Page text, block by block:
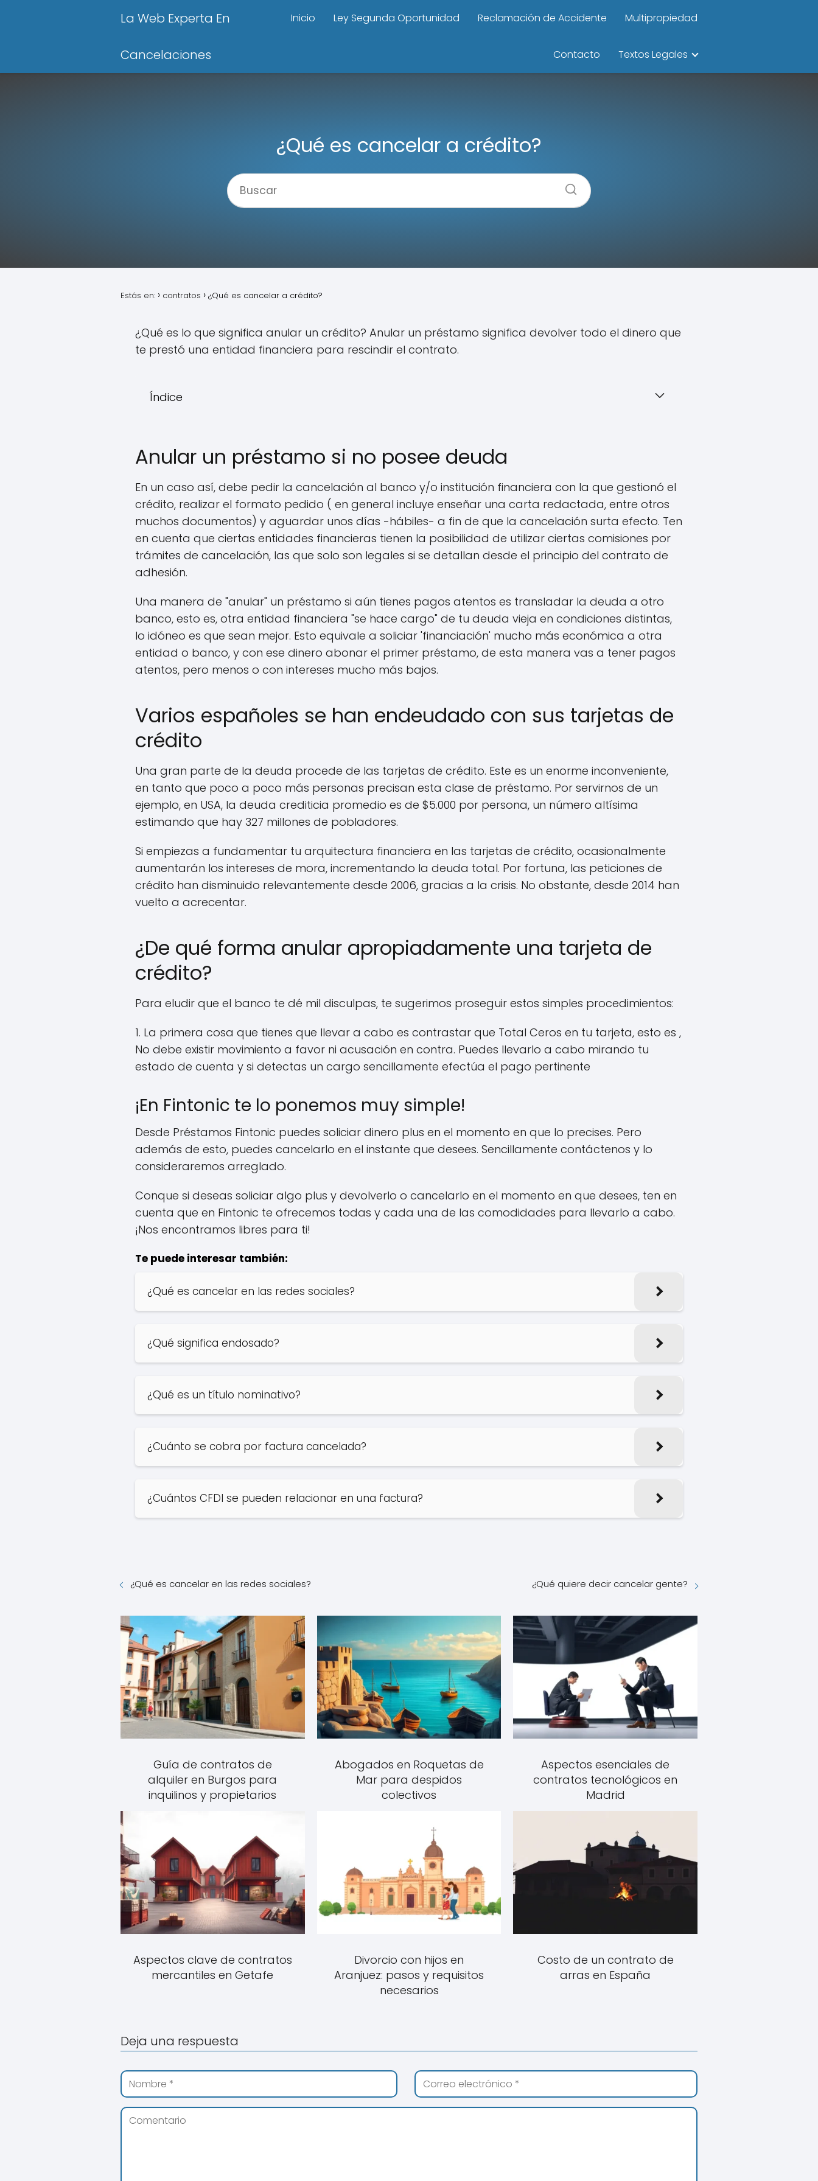
La Web Experta En
Cancelaciones
Inicio Ley Segunda Oportunidad Reclamación de Accidente Multipropiedad
Contacto Textos Legales
¿Qué es cancelar a crédito?
Estás en: contratos ¿Qué es cancelar a crédito?
¿Qué es lo que significa anular un crédito? Anular un préstamo significa devolver todo el dinero que
te prestó una entidad financiera para rescindir el contrato.
Índice
Anular un préstamo si no posee deuda
En un caso así, debe pedir la cancelación al banco y/o institución financiera con la que gestionó el
crédito, realizar el formato pedido ( en general incluye enseñar una carta redactada, entre otros
muchos documentos) y aguardar unos días -hábiles- a fin de que la cancelación surta efecto. Ten
en cuenta que ciertas entidades financieras tienen la posibilidad de utilizar ciertas comisiones por
trámites de cancelación, las que solo son legales si se detallan desde el principio del contrato de
adhesión.
Una manera de "anular" un préstamo si aún tienes pagos atentos es transladar la deuda a otro
banco, esto es, otra entidad financiera "se hace cargo" de tu deuda vieja en condiciones distintas,
lo idóneo es que sean mejor. Esto equivale a soliciar 'financiación' mucho más económica a otra
entidad o banco, y con ese dinero abonar el primer préstamo, de esta manera vas a tener pagos
atentos, pero menos o con intereses mucho más bajos.
Varios españoles se han endeudado con sus tarjetas de
crédito
Una gran parte de la deuda procede de las tarjetas de crédito. Este es un enorme inconveniente,
en tanto que poco a poco más personas precisan esta clase de préstamo. Por servirnos de un
ejemplo, en USA, la deuda crediticia promedio es de $5.000 por persona, un número altísima
estimando que hay 327 millones de pobladores.
Si empiezas a fundamentar tu arquitectura financiera en las tarjetas de crédito, ocasionalmente
aumentarán los intereses de mora, incrementando la deuda total. Por fortuna, las peticiones de
crédito han disminuido relevantemente desde 2006, gracias a la crisis. No obstante, desde 2014 han
vuelto a acrecentar.
¿De qué forma anular apropiadamente una tarjeta de
crédito?
Para eludir que el banco te dé mil disculpas, te sugerimos proseguir estos simples procedimientos:
1. La primera cosa que tienes que llevar a cabo es contrastar que Total Ceros en tu tarjeta, esto es ,
No debe existir movimiento a favor ni acusación en contra. Puedes llevarlo a cabo mirando tu
estado de cuenta y si detectas un cargo sencillamente efectúa el pago pertinente
¡En Fintonic te lo ponemos muy simple!
Desde Préstamos Fintonic puedes soliciar dinero plus en el momento en que lo precises. Pero
además de esto, puedes cancelarlo en el instante que desees. Sencillamente contáctenos y lo
consideraremos arreglado.
Conque si deseas soliciar algo plus y devolverlo o cancelarlo en el momento en que desees, ten en
cuenta que en Fintonic te ofrecemos todas y cada una de las comodidades para llevarlo a cabo.
¡Nos encontramos libres para ti!
Te puede interesar también:
¿Qué es cancelar en las redes sociales?
¿Qué significa endosado?
¿Qué es un título nominativo?
¿Cuánto se cobra por factura cancelada?
¿Cuántos CFDI se pueden relacionar en una factura?
¿Qué es cancelar en las redes sociales? ¿Qué quiere decir cancelar gente?
Guía de contratos de
alquiler en Burgos para
inquilinos y propietarios
Abogados en Roquetas de
Mar para despidos
colectivos
Aspectos esenciales de
contratos tecnológicos en
Madrid
Aspectos clave de contratos
mercantiles en Getafe
Divorcio con hijos en
Aranjuez: pasos y requisitos
necesarios
Costo de un contrato de
arras en España
Deja una respuesta